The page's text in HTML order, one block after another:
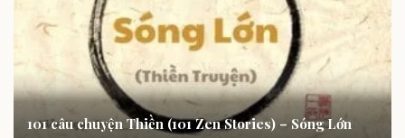
101 câu chuyện Thiền (101 Zen Stories) – Sóng Lớn